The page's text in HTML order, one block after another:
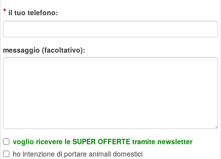
* il tuo telefono:
messaggio (facoltativo):
voglio ricevere le SUPER OFFERTE tramite newsletter
ho intenzione di portare animali domestici